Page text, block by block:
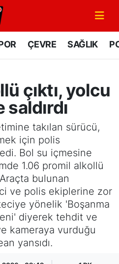
ÇEVRE SAĞLIK
çıktı, yolcu
takılan sürücü,
için polis
Bol su içmesine
1.06 promil alkollü
bulunan
ve polis ekiplerine zor
yönelik 'Boşanma
diyerek tehdit ve
kameraya vurduğu
yansıdı.
Haritası
ve Fikstür